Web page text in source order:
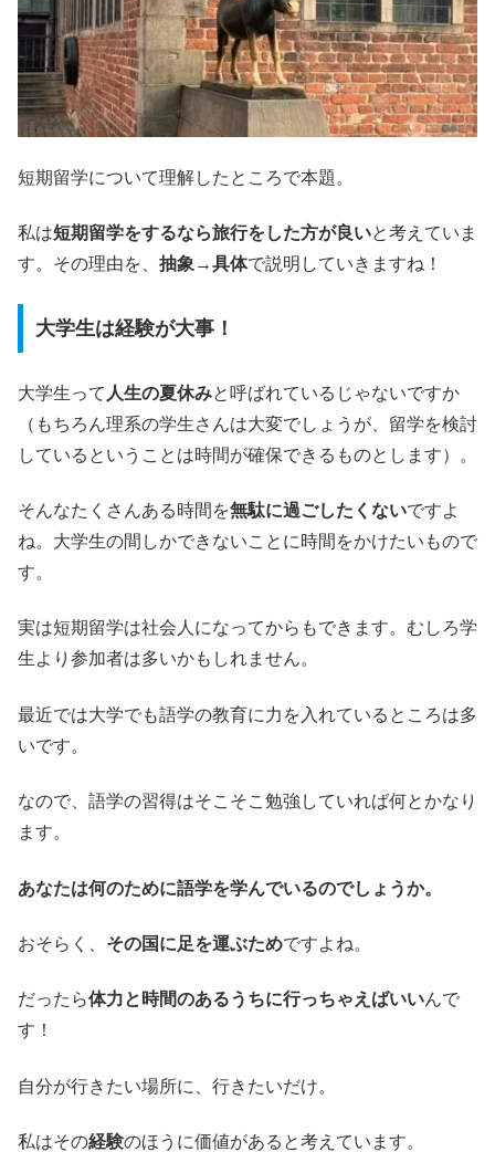
短期留学について理解したところで本題。
私は短期留学をするなら旅行をした方が良いと考えていま
す。その理由を、 抽象→具体で説明していきますね！
大学生は経験が大事！
大学生って 人生の夏休みと呼ばれているじゃないですか
（もちろん理系の学生さんは大変でしょうが、留学を検討
しているということは時間が確保できるものとします）。
そんなたくさんある時間を無駄に過ごしたくないですよ
ね。大学生の間しかできないことに時間をかけたいもので
す。
実は短期留学は社会人になってからもできます。むしろ学
生より参加者は多いかもしれません。
最近では大学でも語学の教育に力を入れているところは多
いです。
なので、語学の習得はそこそこ勉強していれば何とかなり
ます。
あなたは何のために語学を学んでいるのでしょうか。
おそらく、 その国に足を運ぶためですよね。
だったら体力と時間のあるうちに行っちゃえばいいんで
す！
自分が行きたい場所に、行きたいだけ。
私はその経験のほうに価値があると考えています。